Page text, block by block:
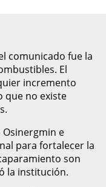
comunicado fue la
El
incremento
que no existe
e
para fortalecer la
son
la institución.